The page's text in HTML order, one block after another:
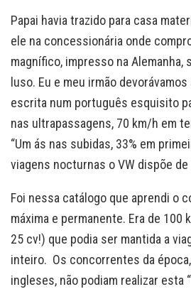
Papai havia trazido para casa
ele na concessionária onde
magnífico, impresso na Alemanha,
luso. Eu e meu irmão
escrita num português esquisito
nas ultrapassagens, 70 km/h em
“Um ás nas subidas, 33% em
viagens nocturnas o VW dispõe
Foi nessa catálogo que aprendi o
máxima e permanente. Era de 100
25 cv!) que podia ser mantida a
inteiro. Os concorrentes da
ingleses, não podiam realizar esta